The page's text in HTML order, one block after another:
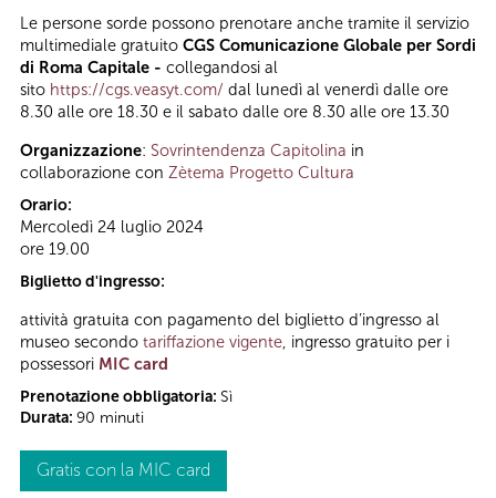
Le persone sorde possono prenotare anche tramite il servizio
multimediale gratuito CGS Comunicazione Globale per Sordi
di Roma Capitale - collegandosi al
sito https://cgs.veasyt.com/ dal lunedì al venerdì dalle ore
8.30 alle ore 18.30 e il sabato dalle ore 8.30 alle ore 13.30
Organizzazione: Sovrintendenza Capitolina in
collaborazione con Zètema Progetto Cultura
Orario:
Mercoledì 24 luglio 2024
ore 19.00
Biglietto d'ingresso:
attività gratuita con pagamento del biglietto d’ingresso al
museo secondo tariffazione vigente , ingresso gratuito per i
possessori MIC card
Prenotazione obbligatoria: Sì
Durata: 90 minuti
Gratis con la MIC card